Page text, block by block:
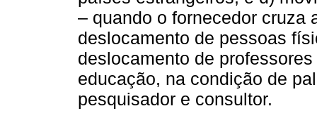
– quando o fornecedor cruza
deslocamento de pessoas
deslocamento de
educação, na condição de
pesquisador e consultor.